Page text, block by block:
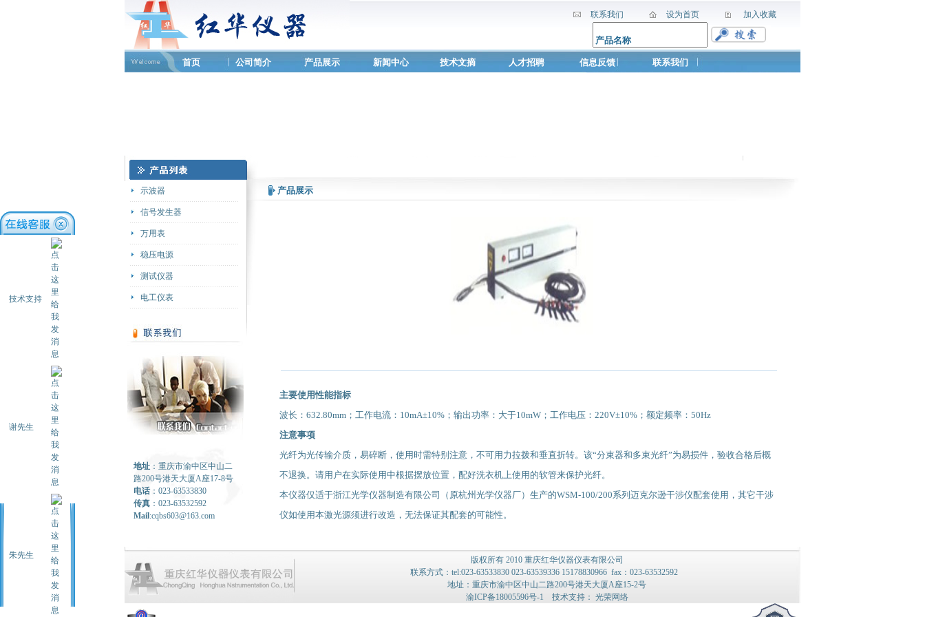
联系我们 设为首页 加入收藏
首页 公司简介 产品展示 新闻中心 技术文摘 人才招聘 信息反馈 联系我们
示波器
信号发生器
万用表
稳压电源
测试仪器
电工仪表
地址：重庆市渝中区中山二
路200号港天大厦A座17-8号
电话：023-63533830
传真：023-63532592
Mail:cqbs603@163.com
产品展示
主要使用性能指标
波长： 632.80mm ；工作电流： 10mA±10% ；输出功率：大于10mW ；工作电压： 220V±10% ；额定频率： 50Hz
注意事项
光纤为光传输介质，易碎断，使用时需特别注意，不可用力拉拨和垂直折转。该“分束器和多束光纤”为易损件，验收合格后概
不退换。请用户在实际使用中根据摆放位置，配好洗衣机上使用的软管来保护光纤。
本仪器仅适于浙江光学仪器制造有限公司（原杭州光学仪器厂）生产的WSM-100/200系列迈克尔逊干涉仪配套使用，其它干涉
仪如使用本激光源须进行改造，无法保证其配套的可能性。
版权所有 2010 重庆红华仪器仪表有限公司
联系方式：tel:023-63533830 023-63539336 15178830966 fax：023-63532592
地址：重庆市渝中区中山二路200号港天大厦A座15-2号
渝ICP备18005596号-1 技术支持： 光荣网络
技术支持
谢先生
朱先生